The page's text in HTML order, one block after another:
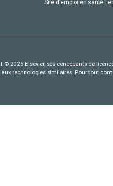
Site d'emploi en santé :
© 2026 Elsevier, ses concédants de
technologies similaires. Pour tout